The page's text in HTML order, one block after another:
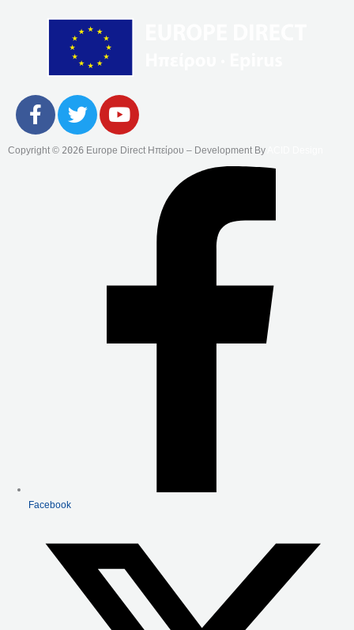
F
A
C
E
T
W
I
Y
O
U
Copyright © 2026 Europe Direct Ηπείρου – Development By
Facebook